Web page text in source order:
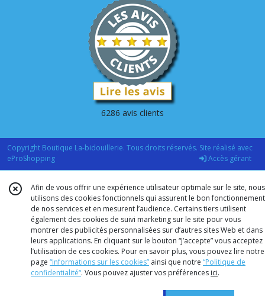
6286 avis clients
Copyright Boutique La-bidouillerie. Tous droits réservés. Site réalisé avec
eProShopping
Accès gérant
Afin de vous offrir une expérience utilisateur optimale sur le site, nous
utilisons des cookies fonctionnels qui assurent le bon fonctionnement
de nos services et en mesurent l’audience. Certains tiers utilisent
également des cookies de suivi marketing sur le site pour vous
montrer des publicités personnalisées sur d’autres sites Web et dans
leurs applications. En cliquant sur le bouton “J’accepte” vous acceptez
l’utilisation de ces cookies. Pour en savoir plus, vous pouvez lire notre
page “Informations sur les cookies” ainsi que notre “Politique de
confidentialité“. Vous pouvez ajuster vos préférences ici.